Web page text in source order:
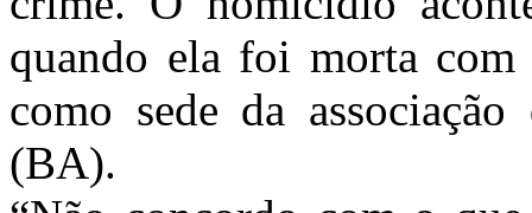
quando ela foi morta
como sede da
(BA).